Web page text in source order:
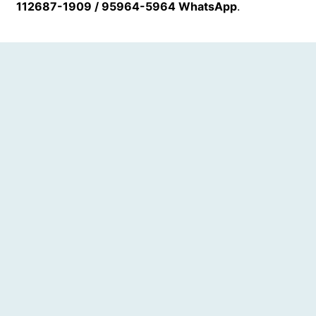
112687-1909 / 95964-5964 WhatsApp.